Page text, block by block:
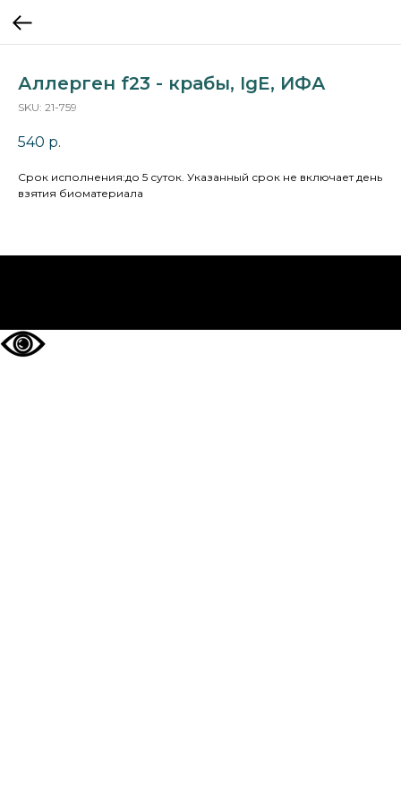
Аллерген f23 - крабы, IgE, ИФА
SKU: 21-759
540 р.
Cрок исполнения:до 5 суток. Указанный срок не включает день
взятия биоматериала